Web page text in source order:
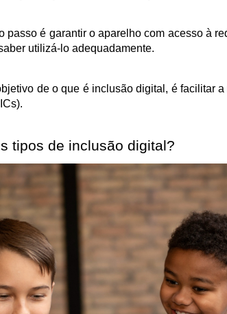
passo é garantir o aparelho com acesso à
utilizá-lo adequadamente.
de o que é inclusão digital, é facilitar
tipos de inclusão digital?